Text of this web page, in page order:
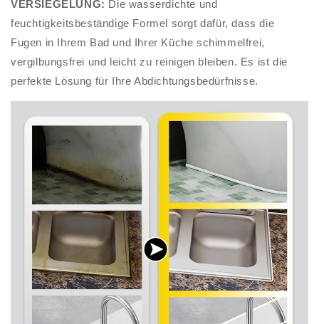
VERSIEGELUNG: Die wasserdichte und
feuchtigkeitsbeständige Formel sorgt dafür, dass die
Fugen in Ihrem Bad und Ihrer Küche schimmelfrei,
vergilbungsfrei und leicht zu reinigen bleiben. Es ist die
perfekte Lösung für Ihre Abdichtungsbedürfnisse.